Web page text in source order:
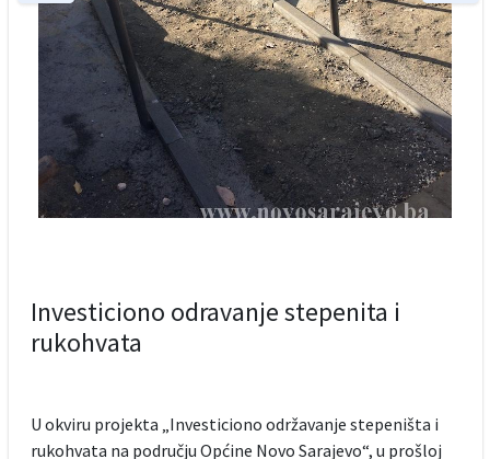
Investiciono odravanje stepenita i
rukohvata
U okviru projekta „Investiciono održavanje stepeništa i
rukohvata na području Općine Novo Sarajevo“, u prošloj